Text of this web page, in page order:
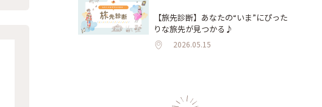
【旅先診断】あなたの“いま”にぴった
りな旅先が見つかる♪
2026.05.15